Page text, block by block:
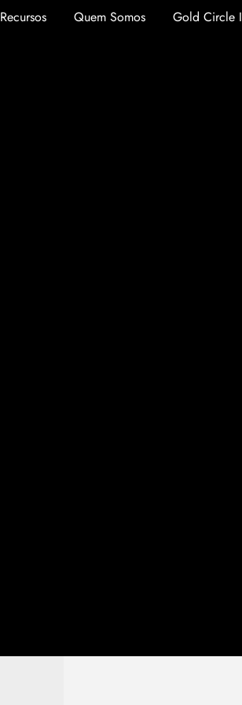
Recursos Quem Somos Gold Circle